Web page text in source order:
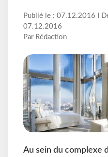
Publié le : 07.12.2016 I
07.12.2016
Par Rédaction
Au sein du complexe